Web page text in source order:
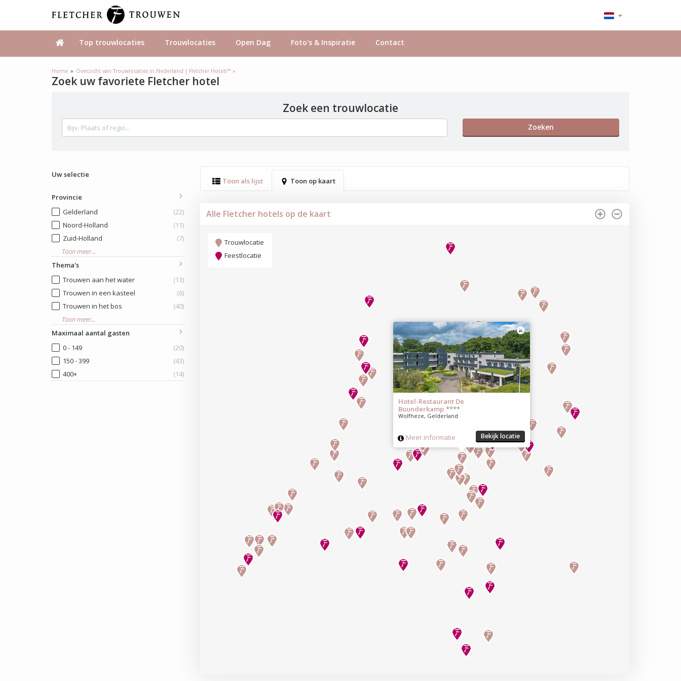
Top trouwlocaties Trouwlocaties Open Dag Foto's & Inspiratie Contact
Home Overzicht van Trouwlocaties in Nederland | Fletcher Hotels™ »
Zoek uw favoriete Fletcher hotel
Zoek een trouwlocatie
Uw selectie
Provincie
Gelderland
(22)
Noord-Holland
(11)
Zuid-Holland
(7)
Toon meer...
Thema's
Trouwen aan het water
(13)
Trouwen in een kasteel
(6)
Trouwen in het bos
(40)
Toon meer...
Maximaal aantal gasten
0 - 149
(20)
150 - 399
(43)
400+
(14)
Toon als lijst Toon op kaart
Alle Fletcher hotels op de kaart
Hotel-Restaurant De
Buunderkamp ****
Wolfheze, Gelderland
Meer informatie Bekijk locatie
Trouwlocatie
Feestlocatie